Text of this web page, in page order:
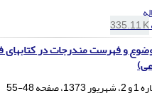
335.11 K
و فهرست مندرجات در کتابهای
48-55